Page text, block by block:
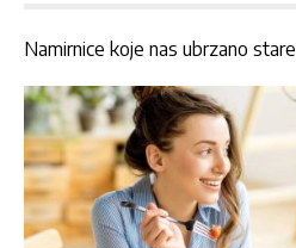
Namirnice koje nas ubrzano stare